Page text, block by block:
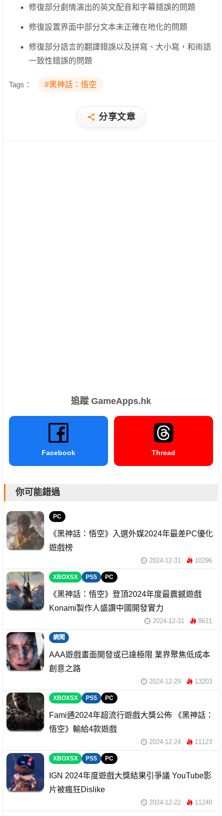
修復部分劇情演出的英文配音和字幕錯誤的問題
修復設置界面中部分文本未正確在地化的問題
修復部分語言的翻譯錯誤以及拼寫、大小寫，和術語
一致性錯誤的問題
Tags： #黑神話：悟空
分享文章
追蹤 GameApps.hk
Facebook Thread
你可能錯過
PC
《黑神話：悟空》入選外媒2024年最差PC優化
遊戲榜
2024-12-31 10296
XBOXSX PS5 PC
《黑神話：悟空》登頂2024年度最震撼遊戲
Konami製作人盛讚中國開發實力
2024-12-31 8611
網聞
AAA遊戲畫面開發或已達極限 業界聚焦低成本
創意之路
2024-12-29 13203
XBOXSX PS5 PC
Fami通2024年超流行遊戲大獎公佈 《黑神話：
悟空》輸給4款遊戲
2024-12-24 11123
XBOXSX PS5 PC
IGN 2024年度遊戲大獎結果引爭議 YouTube影
片被瘋狂Dislike
2024-12-22 11248